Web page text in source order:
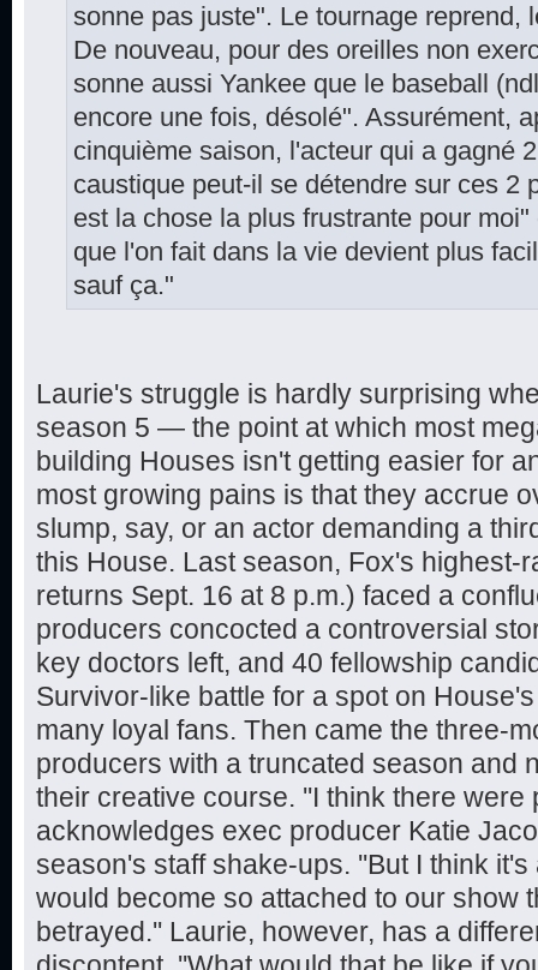
sonne pas juste". Le tournage reprend,
De nouveau, pour des oreilles non
sonne aussi Yankee que le baseball
encore une fois, désolé". Assurément,
cinquième saison, l'acteur qui a gagné
caustique peut-il se détendre sur ces 2
est la chose la plus frustrante pour
que l'on fait dans la vie devient plus
sauf ça."
Laurie's struggle is hardly surprising
season 5 — the point at which most
building Houses isn't getting easier for
most growing pains is that they accrue
slump, say, or an actor demanding a
this House. Last season, Fox's highest-
returns Sept. 16 at 8 p.m.) faced a
producers concocted a controversial
key doctors left, and 40 fellowship
Survivor-like battle for a spot on
many loyal fans. Then came the three-
producers with a truncated season and
their creative course. ''I think there were
acknowledges exec producer Katie
season's staff shake-ups. ''But I think
would become so attached to our show
betrayed.'' Laurie, however, has a